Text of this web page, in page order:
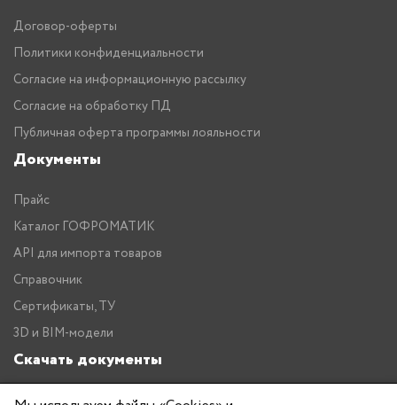
Договор-оферты
Политики конфиденциальности
Согласие на информационную рассылку
Согласие на обработку ПД
Публичная оферта программы лояльности
Документы
Прайс
Каталог ГОФРОМАТИК
API для импорта товаров
Справочник
Сертификаты, ТУ
3D и BIM-модели
Скачать документы
Прайс